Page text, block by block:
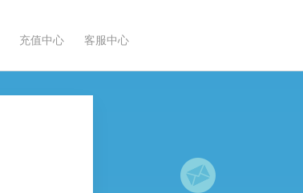
充值中心 客服中心